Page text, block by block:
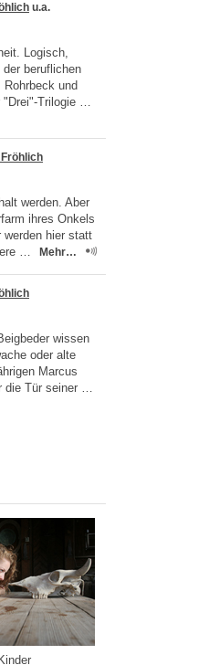
u.a.
Logisch,
beruflichen
Rohrbeck und
"Drei"-Trilogie …
werden. Aber
ihres Onkels
werden hier statt
…
Mehr…
wissen
oder alte
Marcus
die Tür seiner …